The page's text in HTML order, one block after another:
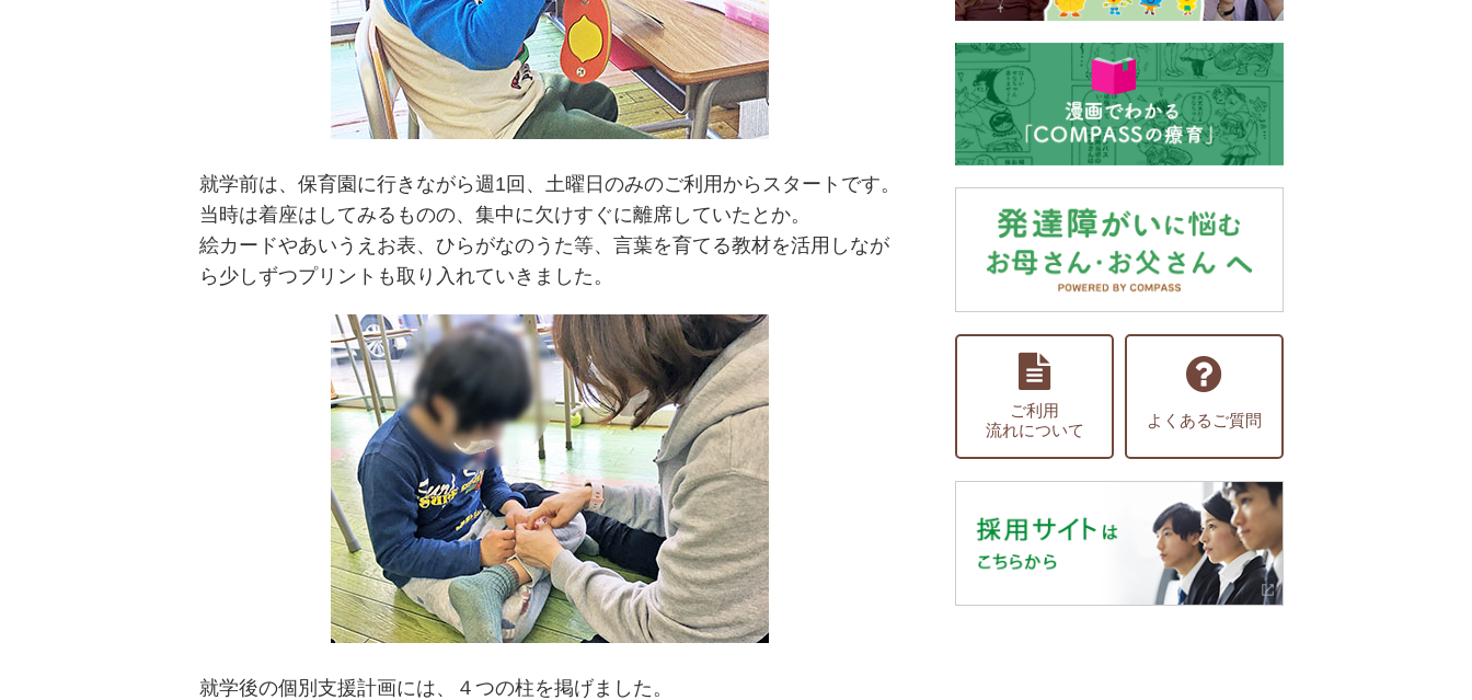
就学前は、保育園に行きながら週1回、土曜日のみのご利用からスタートです。
当時は着座はしてみるものの、集中に欠けすぐに離席していたとか。
絵カードやあいうえお表、ひらがなのうた等、言葉を育てる教材を活用しなが
ら少しずつプリントも取り入れていきました。
就学後の個別支援計画には、４つの柱を掲げました。
ご利用
流れについて
よくあるご質問